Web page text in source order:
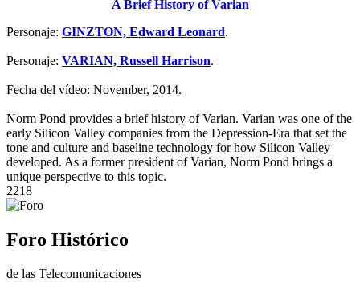
A Brief History of Varian
Personaje: GINZTON, Edward Leonard.
Personaje: VARIAN, Russell Harrison.
Fecha del vídeo: November, 2014.
Norm Pond provides a brief history of Varian. Varian was one of the
early Silicon Valley companies from the Depression-Era that set the
tone and culture and baseline technology for how Silicon Valley
developed. As a former president of Varian, Norm Pond brings a
unique perspective to this topic.
2218
Foro Histórico
de las Telecomunicaciones